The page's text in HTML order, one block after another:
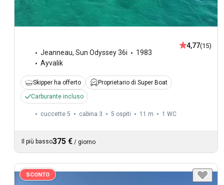
Jeanneau, Sun Odyssey 36i
1983
Ayvalik
4,77(15)
Skipper ha offerto
Proprietario di Super Boat
Carburante incluso
cuccette 5 cabina 3 5 ospiti 11 m 1 WC
Il più basso375 € / giorno
SCONTO